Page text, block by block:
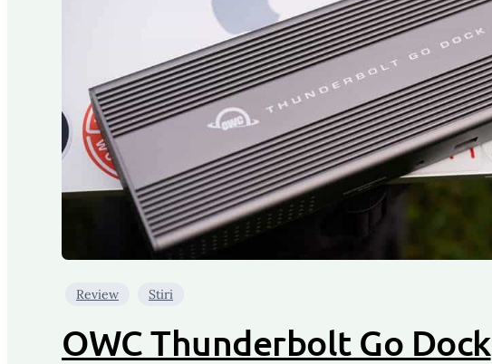
Review Stiri
OWC Thunderbolt Go Dock